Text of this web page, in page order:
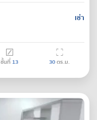
เช่า
ชั้นที่ 13 30ตร.ม.